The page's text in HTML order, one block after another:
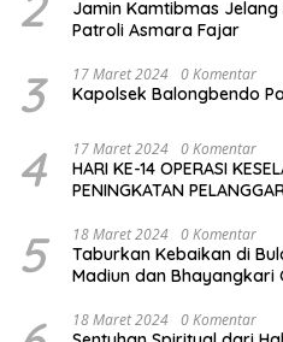
Jamin Kamtibmas Jelang
Patroli Asmara Fajar
3 17 Maret 2024 0 Komentar
Kapolsek Balongbendo
4 17 Maret 2024 0 Komentar
HARI KE-14 OPERASI
PENINGKATAN
5 18 Maret 2024 0 Komentar
Taburkan Kebaikan di
Madiun dan Bhayangkari
18 Maret 2024 0 Komentar